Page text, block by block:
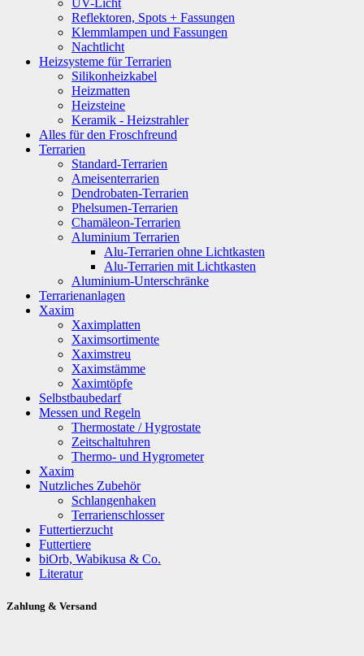
UV-Licht
Reflektoren, Spots + Fassungen
Klemmlampen und Fassungen
Nachtlicht
Heizsysteme für Terrarien
Silikonheizkabel
Heizmatten
Heizsteine
Keramik - Heizstrahler
Alles für den Froschfreund
Terrarien
Standard-Terrarien
Ameisenterrarien
Dendrobaten-Terrarien
Phelsumen-Terrarien
Chamäleon-Terrarien
Aluminium Terrarien
Alu-Terrarien ohne Lichtkasten
Alu-Terrarien mit Lichtkasten
Aluminium-Unterschränke
Terrarienanlagen
Xaxim
Xaximplatten
Xaximsortimente
Xaximstreu
Xaximstämme
Xaximtöpfe
Selbstbaubedarf
Messen und Regeln
Thermostate / Hygrostate
Zeitschaltuhren
Thermo- und Hygrometer
Xaxim
Nutzliches Zubehör
Schlangenhaken
Terrarienschlosser
Futtertierzucht
Futtertiere
biOrb, Wabikusa & Co.
Literatur
Zahlung & Versand